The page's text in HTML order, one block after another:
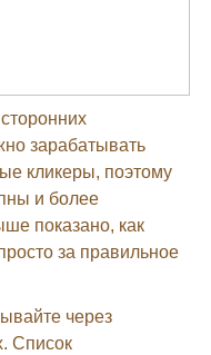
зарабатывать
кликеры, поэтому
и более
показано, как
за правильное
через
Список